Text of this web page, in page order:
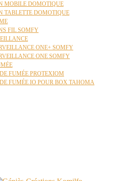
MOBILE DOMOTIQUE
TABLETTE DOMOTIQUE
FIL SOMFY
ONE+ SOMFY
ONE SOMFY
FUMÉE PROTEXIOM
FUMÉE IO POUR BOX TAHOMA